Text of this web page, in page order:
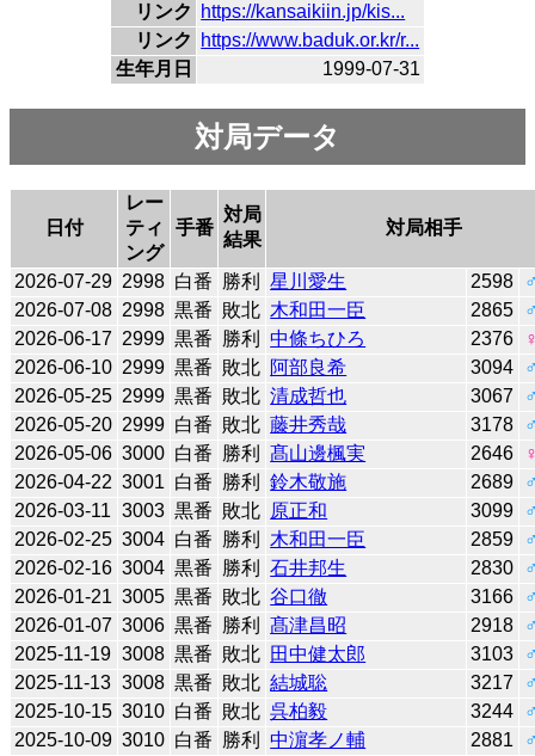
リンク
https://kansaikiin.jp/kis...
リンク
https://www.baduk.or.kr/r...
生年月日
1999-07-31
対局データ
日付
レー
ティ
ング
手番
対局
結果
対局相手
2026-07-29 2998 白番 勝利 星川愛生 2598
2026-07-08 2998 黒番 敗北 木和田一臣 2865
2026-06-17 2999 黒番 勝利 中條ちひろ 2376
2026-06-10 2999 黒番 敗北 阿部良希 3094
2026-05-25 2999 黒番 敗北 清成哲也 3067
2026-05-20 2999 白番 敗北 藤井秀哉 3178
2026-05-06 3000 白番 勝利 髙山邊楓実 2646
2026-04-22 3001 白番 勝利 鈴木敬施 2689
2026-03-11 3003 黒番 敗北 原正和 3099
2026-02-25 3004 白番 勝利 木和田一臣 2859
2026-02-16 3004 黒番 勝利 石井邦生 2830
2026-01-21 3005 黒番 敗北 谷口徹 3166
2026-01-07 3006 黒番 勝利 髙津昌昭 2918
2025-11-19 3008 黒番 敗北 田中健太郎 3103
2025-11-13 3008 黒番 敗北 結城聡 3217
2025-10-15 3010 白番 敗北 呉柏毅 3244
2025-10-09 3010 白番 勝利 中濵孝ノ輔 2881